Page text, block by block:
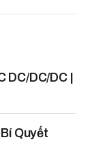
DC/DC/DC |
Quyết